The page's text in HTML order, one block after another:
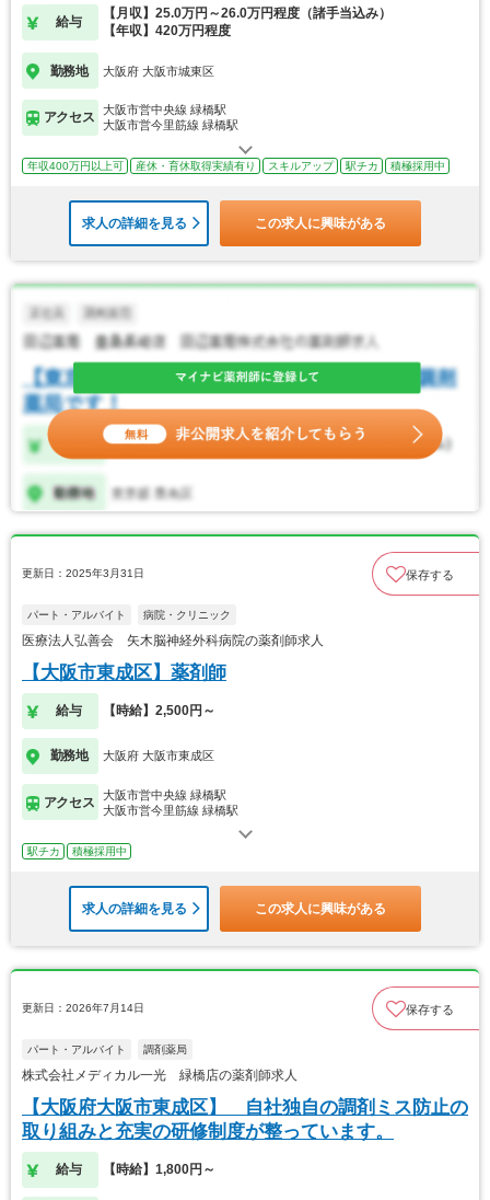
給与
【月収】25.0万円～26.0万円程度（諸手当込み）
【年収】420万円程度
勤務地 大阪府 大阪市城東区
アクセス
大阪市営中央線 緑橋駅
大阪市営今里筋線 緑橋駅
年収400万円以上可 産休・育休取得実績有り スキルアップ 駅チカ 積極採用中
求人の詳細を見る この求人に興味がある
更新日：2025年3月31日 保存する
パート・アルバイト 病院・クリニック
医療法人弘善会 矢木脳神経外科病院の薬剤師求人
【大阪市東成区】薬剤師
給与 【時給】2,500円～
勤務地 大阪府 大阪市東成区
アクセス
大阪市営中央線 緑橋駅
大阪市営今里筋線 緑橋駅
駅チカ 積極採用中
求人の詳細を見る この求人に興味がある
更新日：2026年7月14日 保存する
パート・アルバイト 調剤薬局
株式会社メディカル一光 緑橋店の薬剤師求人
【大阪府大阪市東成区】 自社独自の調剤ミス防止の
取り組みと充実の研修制度が整っています。
給与 【時給】1,800円～